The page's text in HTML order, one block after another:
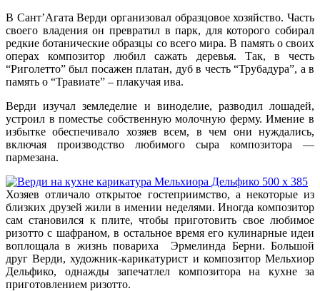
В Сант’Агата Верди организовал образцовое хозяйство. Часть
своего владения он превратил в парк, для которого собирал
редкие ботанические образцы со всего мира. В память о своих
операх композитор любил сажать деревья. Так, в честь
“Риголетто” был посажен платан, дуб в честь “Трубадура”, а в
память о “Травиате” – плакучая ива.
Верди изучал земледелие и виноделие, разводил лошадей,
устроил в поместье собственную молочную ферму. Имение в
избытке обеспечивало хозяев всем, в чем они нуждались,
включая производство любимого сыра композитора —
пармезана.
Хозяев отличало открытое гостеприимство, а некоторые из
близких друзей жили в имении неделями. Иногда композитор
сам становился к плите, чтобы приготовить свое любимое
ризотто с шафраном, в остальное время его кулинарные идеи
воплощала в жизнь повариха Эрмелинда Берни. Большой
друг Верди, художник-карикатурист и композитор Мельхиор
Дельфико, однажды запечатлел композитора на кухне за
приготовлением ризотто.